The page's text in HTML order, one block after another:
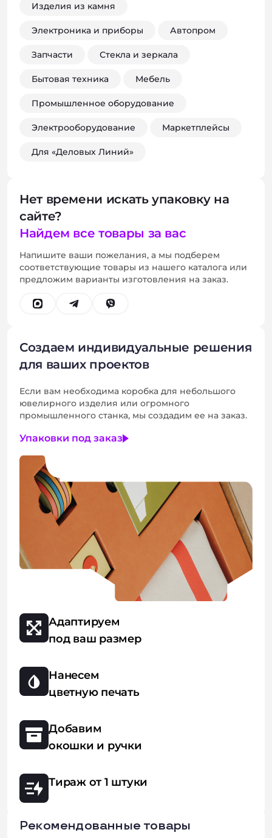
Изделия из камня
Электроника и приборы Автопром
Запчасти Стекла и зеркала
Бытовая техника Мебель
Промышленное оборудование
Электрооборудование Маркетплейсы
Для «Деловых Линий»
Нет времени искать упаковку на
сайте?
Найдем все товары за вас
Напишите ваши пожелания, а мы подберем
соответствующие товары из нашего каталога или
предложим варианты изготовления на заказ.
Создаем индивидуальные решения
для ваших проектов
Если вам необходима коробка для небольшого
ювелирного изделия или огромного
промышленного станка, мы создадим ее на заказ.
Упаковки под заказ
Адаптируем
под ваш размер
Нанесем
цветную печать
Добавим
окошки и ручки
Тираж от 1 штуки
Рекомендованные товары